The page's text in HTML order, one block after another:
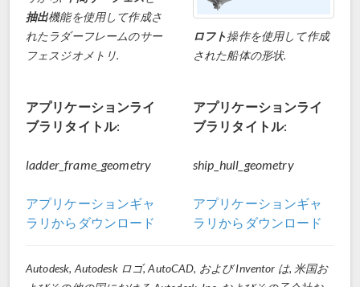
抽出機能を使用して作成さ
れたラダーフレームのサー
フェスジオメトリ.
アプリケーションライ
ブラリタイトル:
ladder_frame_geometry
アプリケーションギャ
ラリからダウンロード
ロフト操作を使用して作成
された船体の形状.
アプリケーションライ
ブラリタイトル:
ship_hull_geometry
アプリケーションギャ
ラリからダウンロード
Autodesk, Autodesk ロゴ, AutoCAD, および Inventor は, 米国お